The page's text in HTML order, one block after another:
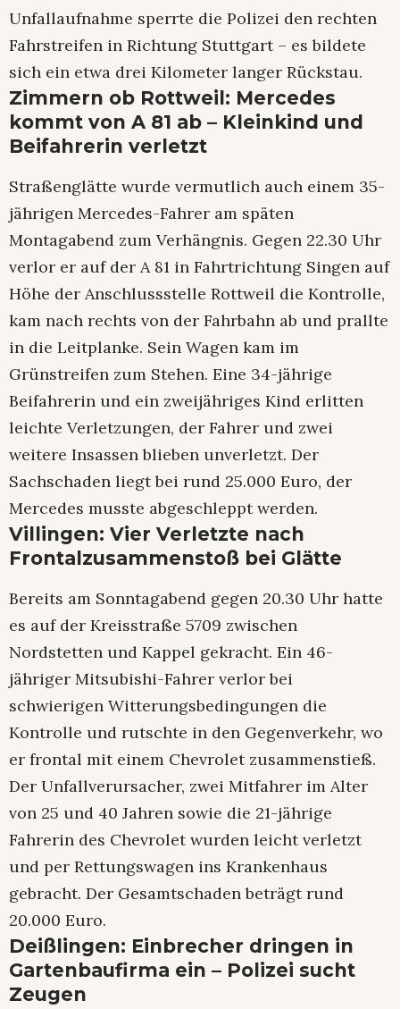
Unfallaufnahme sperrte die Polizei den rechten
Fahrstreifen in Richtung Stuttgart – es bildete
sich ein etwa drei Kilometer langer Rückstau.
Zimmern ob Rottweil: Mercedes
kommt von A 81 ab – Kleinkind und
Beifahrerin verletzt
Straßenglätte wurde vermutlich auch einem 35-
jährigen Mercedes-Fahrer am späten
Montagabend zum Verhängnis. Gegen 22.30 Uhr
verlor er auf der A 81 in Fahrtrichtung Singen auf
Höhe der Anschlussstelle Rottweil die Kontrolle,
kam nach rechts von der Fahrbahn ab und prallte
in die Leitplanke. Sein Wagen kam im
Grünstreifen zum Stehen. Eine 34-jährige
Beifahrerin und ein zweijähriges Kind erlitten
leichte Verletzungen, der Fahrer und zwei
weitere Insassen blieben unverletzt. Der
Sachschaden liegt bei rund 25.000 Euro, der
Mercedes musste abgeschleppt werden.
Villingen: Vier Verletzte nach
Frontalzusammenstoß bei Glätte
Bereits am Sonntagabend gegen 20.30 Uhr hatte
es auf der Kreisstraße 5709 zwischen
Nordstetten und Kappel gekracht. Ein 46-
jähriger Mitsubishi-Fahrer verlor bei
schwierigen Witterungsbedingungen die
Kontrolle und rutschte in den Gegenverkehr, wo
er frontal mit einem Chevrolet zusammenstieß.
Der Unfallverursacher, zwei Mitfahrer im Alter
von 25 und 40 Jahren sowie die 21-jährige
Fahrerin des Chevrolet wurden leicht verletzt
und per Rettungswagen ins Krankenhaus
gebracht. Der Gesamtschaden beträgt rund
20.000 Euro.
Deißlingen: Einbrecher dringen in
Gartenbaufirma ein – Polizei sucht
Zeugen